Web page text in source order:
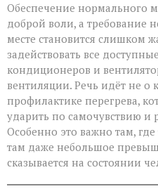
Обеспечение нормального
доброй воли, а требование
месте становится слишком
задействовать все
кондиционеров и
вентиляции. Речь идёт не о
профилактике перегрева,
ударить по самочувствию и
Особенно это важно там,
там даже небольшое
сказывается на состоянии